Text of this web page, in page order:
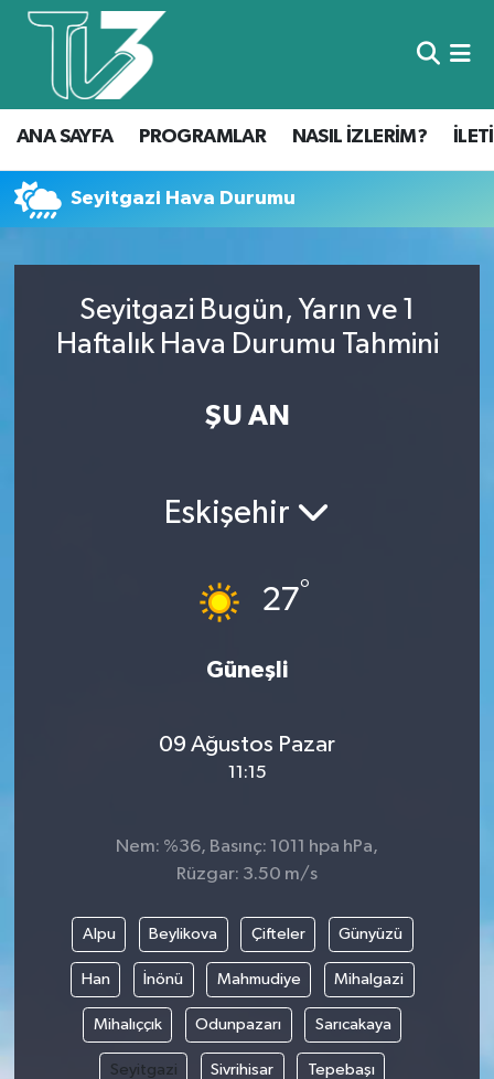
ANA SAYFA PROGRAMLAR NASIL İZLERİM?
Seyitgazi Hava Durumu
Seyitgazi Bugün, Yarın ve 1
Haftalık Hava Durumu Tahmini
ŞU AN
Eskişehir
27°
Güneşli
09 Ağustos Pazar
11:15
Nem: %36, Basınç: 1011 hpa hPa,
Rüzgar: 3.50 m/s
Alpu Beylikova Çifteler Günyüzü
Han İnönü Mahmudiye Mihalgazi
Mihalıççık Odunpazarı Sarıcakaya
Seyitgazi Sivrihisar Tepebaşı
Foto Galeri
Canlı Yayın
ANA SAYFA
PROGRAMLAR
NASIL İZLERİM?
KÜNYE